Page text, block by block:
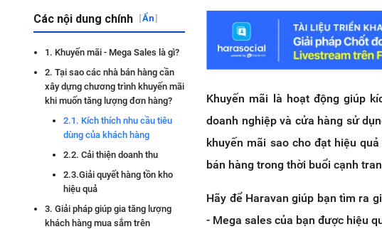
Các nội dung chính [Ẩn]
1. Khuyến mãi - Mega Sales là gì?
2. Tại sao các nhà bán hàng cần
xây dựng chương trình khuyến mãi
khi muốn tăng lượng đơn hàng?
2.1. Kích thích nhu cầu tiêu
dùng của khách hàng
2.2. Cải thiện doanh thu
2.3.Giải quyết hàng tồn kho
hiệu quả
3. Giải pháp giúp gia tăng lượng
khách hàng mua sắm trên
Khuyến mãi là hoạt động giúp
doanh nghiệp và cửa hàng sử
khuyến mãi sao cho đạt hiệu
bán hàng trong thời buổi cạnh
Hãy để Haravan giúp bạn tìm ra
- Mega sales của bạn được hiệu